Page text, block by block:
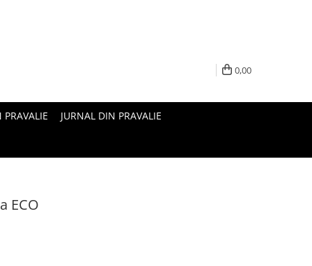
0,00
PRAVALIE JURNAL DIN PRAVALIE
ECO